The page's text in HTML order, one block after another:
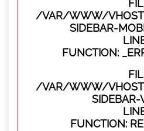
/VAR/WWW/
SIDEBAR-
FUNCTION:
/VAR/WWW/
SIDEBAR-
FUNCTION: